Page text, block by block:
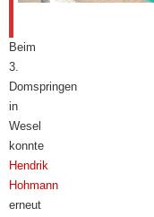
Beim
3.
Domspringen
in
Wesel
konnte
Hendrik
Hohmann
erneut